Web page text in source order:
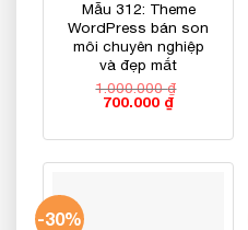
Mẫu 312: Theme
WordPress bán son
môi chuyên nghiệp
và đẹp mắt
1.000.000₫
Giá
1.000.000 ₫.
700.000 ₫Giá
là:
-30%